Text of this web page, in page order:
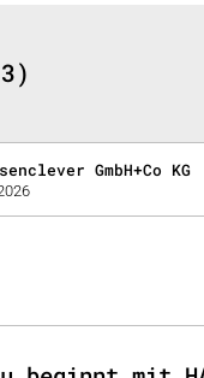
GmbH+Co KG